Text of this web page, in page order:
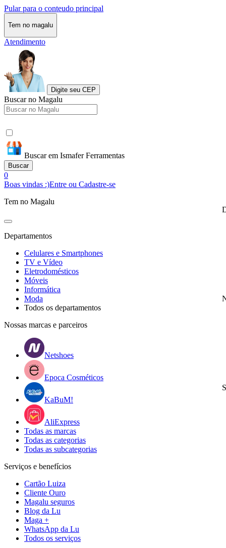
Pular para o conteudo principal
Tem no magalu
Atendimento
Digite seu CEP
Buscar no Magalu
Buscar em Ismafer Ferramentas
Buscar
0
Boas vindas :)Entre ou Cadastre-se
Tem no Magalu
Departamentos
Celulares e Smartphones
TV e Vídeo
Eletrodomésticos
Móveis
Informática
Moda
Todos os departamentos
Nossas marcas e parceiros
Netshoes
Epoca Cosméticos
KaBuM!
AliExpress
Todas as marcas
Todas as categorias
Todas as subcategorias
Serviços e benefícios
Cartão Luiza
Cliente Ouro
Magalu seguros
Blog da Lu
Maga +
WhatsApp da Lu
Todos os serviços